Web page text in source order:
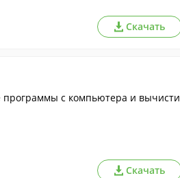
Скачать
с компьютера и вычисти
Скачать